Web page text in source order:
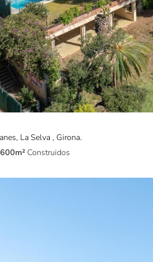
La Selva , Girona.
600m² Construidos